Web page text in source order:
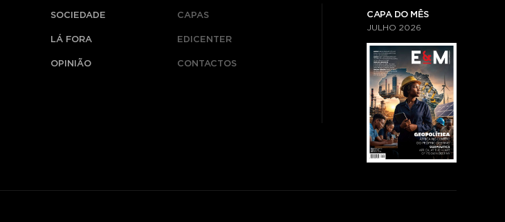
SOCIEDADE
LÁ FORA
OPINIÃO
CAPAS
EDICENTER
CONTACTOS
CAPA DO MÊS
JULHO 2026